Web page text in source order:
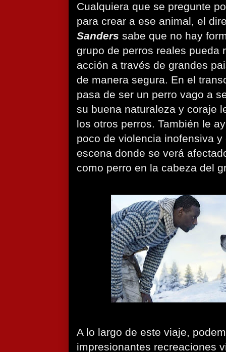
Cualquiera que se pregunte
para crear a ese animal, el
Sanders sabe que no hay
grupo de perros reales pueda
acción a través de grandes
de manera segura. En el
pasa de ser un perro vago a
su buena naturaleza y coraje
los otros perros. También le
poco de violencia inofensiva
escena donde se verá
como perro en la cabeza del
A lo largo de este viaje,
impresionantes recreaciones